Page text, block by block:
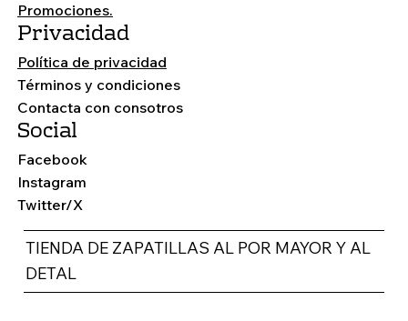
Promociones.
Privacidad
Política de privacidad
Términos y condiciones
Contacta con consotros
Social
Facebook
Instagram
Twitter/X
TIENDA DE ZAPATILLAS AL POR MAYOR Y AL
DETAL